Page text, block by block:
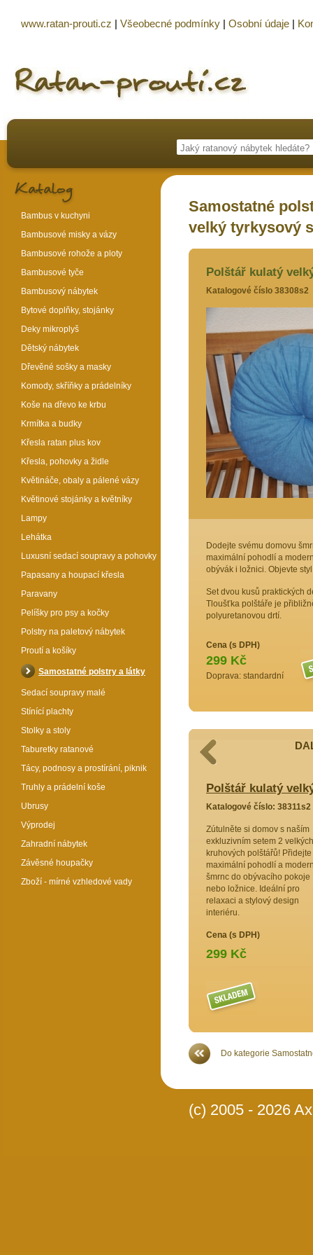
Samostatné
velký tyrkysový
Polštář kulatý
Katalogové číslo 38308s2
Dodejte svému domovu
maximální pohodlí a
obývák i ložnici. Objevte
Set dvou kusů praktických
Tloušťka polštáře je
polyuretanovou drtí.
Cena (s DPH)
299 Kč
Doprava: standardní
žlutý set 2 kusy
Stylový
pohodlí.
Polštář kulatý
Katalogové číslo: 38311s2
Zútulněte si domov s naším
exkluzivním setem 2 velkých
kruhových polštářů! Přidejte
maximální pohodlí a
šmrnc do obývacího pokoje
nebo ložnice. Ideální pro
relaxaci a stylový design
interiéru.
Cena (s DPH)
299 Kč
Do kategorie
(c) 2005 - 2026
Bambus v kuchyni
Bambusové misky a vázy
Bambusové rohože a ploty
Bambusové tyče
Bambusový nábytek
Bytové doplňky, stojánky
Deky mikroplyš
Dětský nábytek
Dřevěné sošky a masky
Komody, skříňky a prádelníky
Koše na dřevo ke krbu
Krmítka a budky
Křesla ratan plus kov
Křesla, pohovky a židle
Květináče, obaly a pálené vázy
Květinové stojánky a květníky
Lampy
Lehátka
Luxusní sedací soupravy a pohovky
Papasany a houpací křesla
Paravany
Pelíšky pro psy a kočky
Polstry na paletový nábytek
Proutí a košíky
Samostatné polstry a látky
Sedací soupravy malé
Stínící plachty
Stolky a stoly
Taburetky ratanové
Tácy, podnosy a prostírání, piknik
Truhly a prádelní koše
Ubrusy
Výprodej
Zahradní nábytek
Závěsné houpačky
Zboží - mírné vzhledové vady
www.ratan-prouti.cz | Všeobecné podmínky | Osobní údaje |